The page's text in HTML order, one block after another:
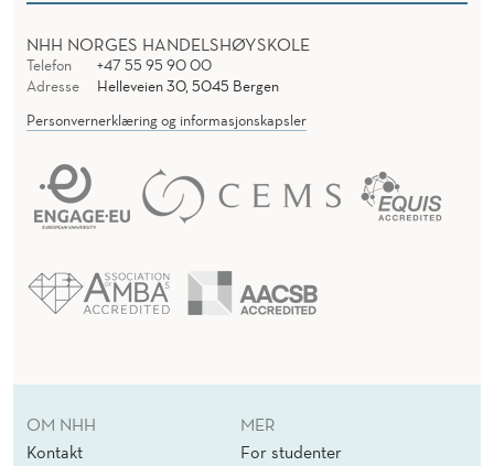
NHH NORGES HANDELSHØYSKOLE
Telefon
+47 55 95 90 00
Adresse
Helleveien 30, 5045 Bergen
Personvernerklæring og informasjonskapsler
OM NHH
Kontakt
MER
For studenter